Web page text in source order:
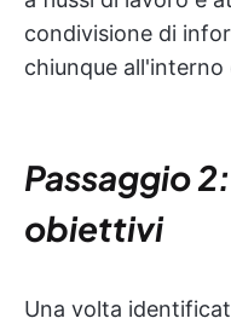
condivisione di
chiunque
Passaggio
obiettivi
Una volta